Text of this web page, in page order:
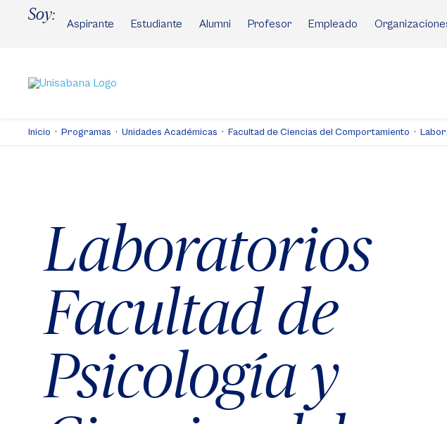
Soy:
Aspirante Estudiante Alumni Profesor Empleado
Inicio Programas Unidades Académicas Facultad de Ciencias del Comportamiento
Laboratorios
Facultad de
Psicología y